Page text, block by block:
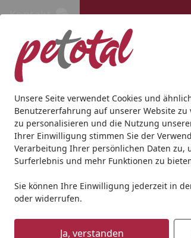
Unsere Seite verwendet Cookies und
Benutzererfahrung auf unserer Website
zu personalisieren und die Nutzung
Ihrer Einwilligung stimmen Sie der
Verarbeitung Ihrer persönlichen Daten zu,
Surferlebnis und mehr Funktionen zu
Sie können Ihre Einwilligung jederzeit in
oder widerrufen.
Ja, verstanden
Kontakt
Hund Katze Aquaristik Teich
Startseite
Geschenkideen Geschenkideen für